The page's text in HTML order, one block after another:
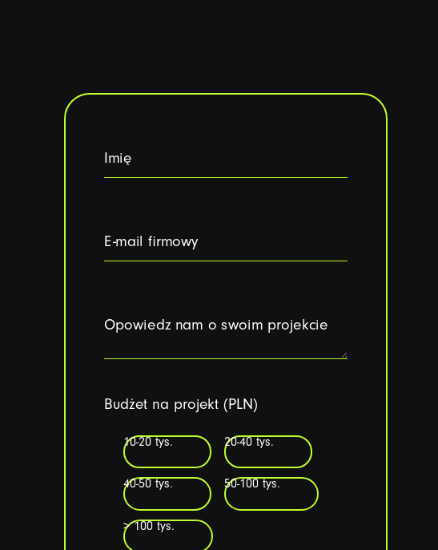
Imię
E-mail firmowy
Opowiedz nam o swoim projekcie
Budżet na projekt (PLN)
10-20 tys. 20-40 tys.
40-50 tys. 50-100 tys.
> 100 tys.